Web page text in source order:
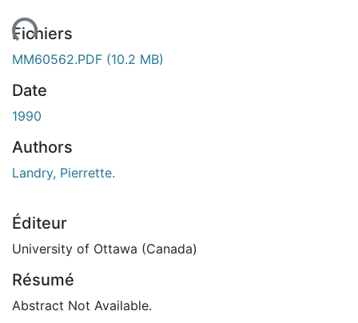
Fichiers
MM60562.PDF (10.2 MB)
Date
1990
Authors
Landry, Pierrette.
Éditeur
University of Ottawa (Canada)
Résumé
Abstract Not Available.